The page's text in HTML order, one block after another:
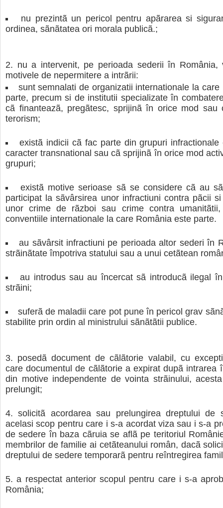
nu prezintã un pericol pentru apãrarea si
ordinea, sãnãtatea ori morala publicã.;
nu a intervenit, pe perioada sederii în România,
motivele de nepermitere a intrãrii:
sunt semnalati de organizatii internationale la care
parte, precum si de institutii specializate în
cã finanteazã, pregãtesc, sprijinã în orice mod sau
terorism;
existã indicii cã fac parte din grupuri infractionale
caracter transnational sau cã sprijinã în orice mod
grupuri;
existã motive serioase sã se considere cã au
participat la sãvârsirea unor infractiuni contra pãcii
unor crime de rãzboi sau crime contra
conventiile internationale la care România este parte.
au sãvârsit infractiuni pe perioada altor sederi în
strãinãtate împotriva statului sau a unui cetãtean
au introdus sau au încercat sã introducã ilegal
strãini;
suferã de maladii care pot pune în pericol grav
stabilite prin ordin al ministrului sãnãtãtii publice.
posedã document de cãlãtorie valabil, cu
care documentul de cãlãtorie a expirat dupã intrarea
din motive independente de vointa strãinului,
prelungit;
solicitã acordarea sau prelungirea dreptului de
acelasi scop pentru care i s-a acordat viza sau i s-a
de sedere în baza cãruia se aflã pe teritoriul
membrilor de familie ai cetãteanului român, dacã
dreptului de sedere temporarã pentru reîntregirea
a respectat anterior scopul pentru care i s-a
România;